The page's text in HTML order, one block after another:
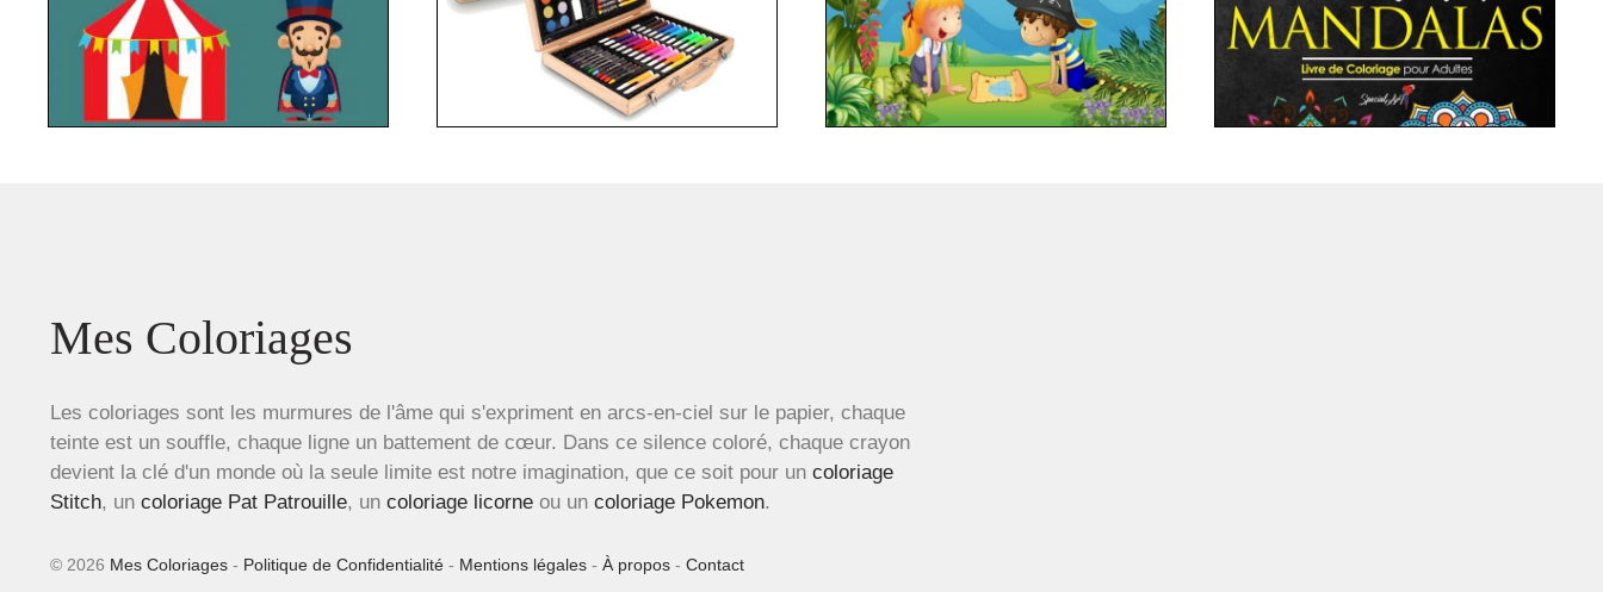
Mes Coloriages
Les coloriages sont les murmures de l'âme qui s'expriment en arcs-en-ciel sur le papier, chaque
teinte est un souffle, chaque ligne un battement de cœur. Dans ce silence coloré, chaque crayon
devient la clé d'un monde où la seule limite est notre imagination, que ce soit pour un coloriage
Stitch, un coloriage Pat Patrouille, un coloriage licorne ou un coloriage Pokemon.
© 2026 Mes Coloriages - Politique de Confidentialité - Mentions légales - À propos - Contact